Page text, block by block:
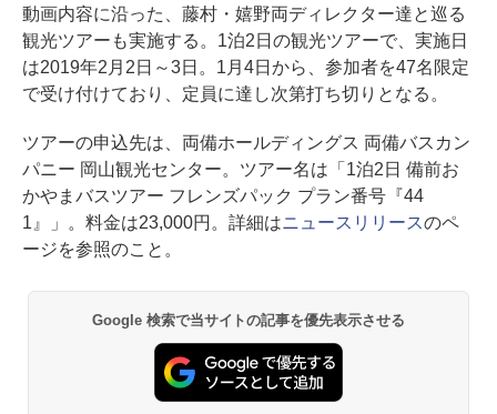
動画内容に沿った、藤村・嬉野両ディレクター達と巡る
観光ツアーも実施する。1泊2日の観光ツアーで、実施日
は2019年2月2日～3日。1月4日から、参加者を47名限定
で受け付けており、定員に達し次第打ち切りとなる。
ツアーの申込先は、両備ホールディングス 両備バスカン
パニー 岡山観光センター。ツアー名は「1泊2日 備前お
かやまバスツアー フレンズパック プラン番号『44
1』」。料金は23,000円。詳細はニュースリリースのペ
ージを参照のこと。
Google 検索で当サイトの記事を優先表示させる